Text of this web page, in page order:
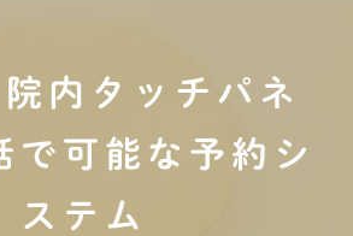
内タッチパネ
で可能な予約シ
ステム